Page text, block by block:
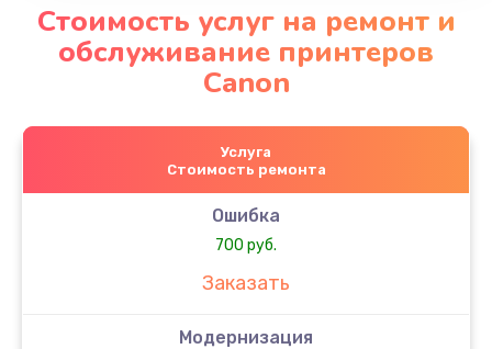
Стоимость услуг на ремонт и
обслуживание принтеров
Canon
Услуга
Стоимость ремонта
Ошибка
700 руб.
Заказать
Модернизация